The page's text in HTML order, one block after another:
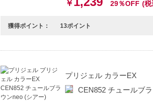
￥ 29％OFF (税
獲得ポイント： 13ポイント
プリジェル カラーEX
CEN852 チュールブ